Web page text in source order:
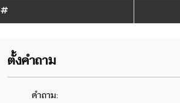
#
ตั้งคำถาม
คำถาม: